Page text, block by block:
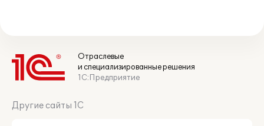
Отраслевые
и специализированные решения
1С:Предприятие
Другие сайты 1С